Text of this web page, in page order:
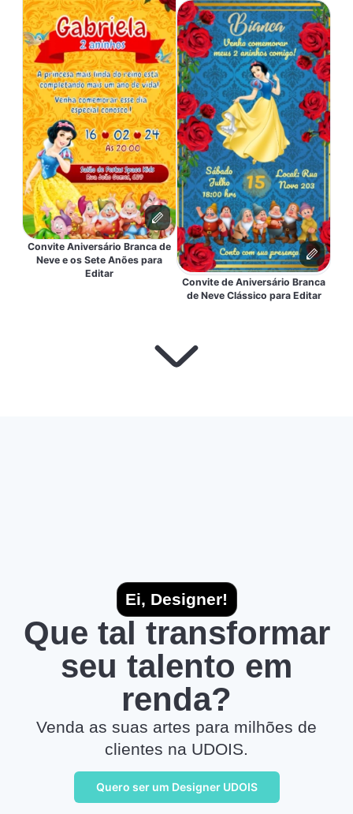
Convite Aniversário Branca de
Neve e os Sete Anões para
Editar
Convite de Aniversário Branca
de Neve Clássico para Editar
Ei, Designer!
Que tal transformar
seu talento em
renda?
Venda as suas artes para milhões de
clientes na UDOIS.
Quero ser um Designer UDOIS